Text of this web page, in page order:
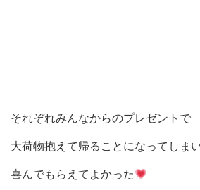
それぞれみんなからのプレゼントで
大荷物抱えて帰ることになってしま
喜んでもらえてよかった